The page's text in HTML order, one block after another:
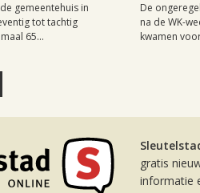
gemeentehuis in
tot tachtig
65...
De
na de WK-
kwamen
gratis
informatie